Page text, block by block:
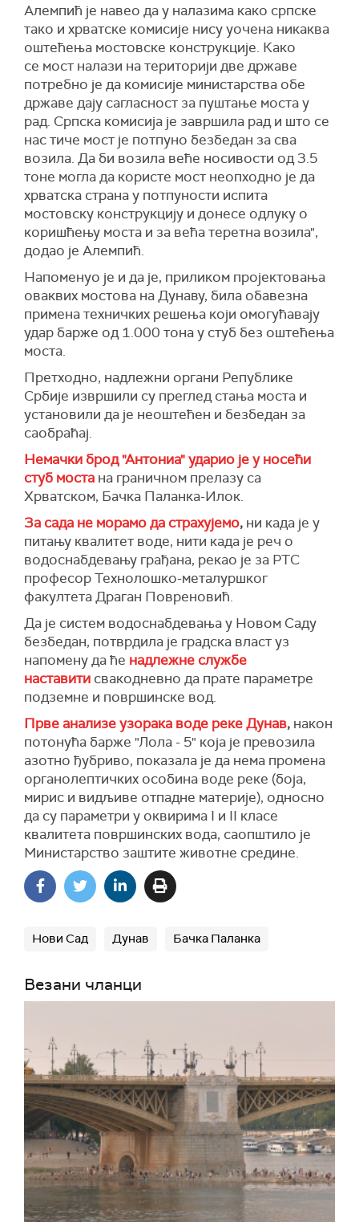
Алемпић је навео да у налазима како српске
тако и хрватске комисије нису уочена никаква
оштећења мостовске конструкције. Како
се мост налази на територији две државе
потребно је да комисије министарства обе
државе дају сагласност за пуштање моста у
рад. Српска комисија је завршила рад и што се
нас тиче мост је потпуно безбедан за сва
возила. Да би возила веће носивости од 3.5
тоне могла да користе мост неопходно је да
хрватска страна у потпуности испита
мостовску конструкцију и донесе одлуку о
коришћењу моста и за већа теретна возила",
додао је Алемпић.
Напоменуо је и да је, приликом пројектовања
оваквих мостова на Дунаву, била обавезна
примена техничких решења који омогућавају
удар барже од 1.000 тона у стуб без оштећења
моста.
Претходно, надлежни органи Републике
Србије извршили су преглед стања моста и
установили да је неоштећен и безбедан за
саобраћај.
Немачки брод "Антониа" ударио је у носећи
стуб моста на граничном прелазу са
Хрватском, Бачка Паланка-Илок.
За сада не морамо да страхујемо, ни када је у
питању квалитет воде, нити када је реч о
водоснабдевању грађана, рекао је за РТС
професор Технолошко-металуршког
факултета Драган Повреновић.
Да је систем водоснабдевања у Новом Саду
безбедан, потврдила је градска власт уз
напомену да ће надлежне службе
наставити свакодневно да прате параметре
подземне и површинске вод.
Прве анализе узорака воде реке Дунав, након
потонућа барже "Лола - 5" која је превозила
азотно ђубриво, показала је да нема промена
органолептичких особина воде реке (боја,
мирис и видљиве отпадне материје), односно
да су параметри у оквирима I и II класе
квалитета површинских вода, саопштило је
Министарство заштите животне средине.
Нови Сад Дунав Бачка Паланка
Везани чланци